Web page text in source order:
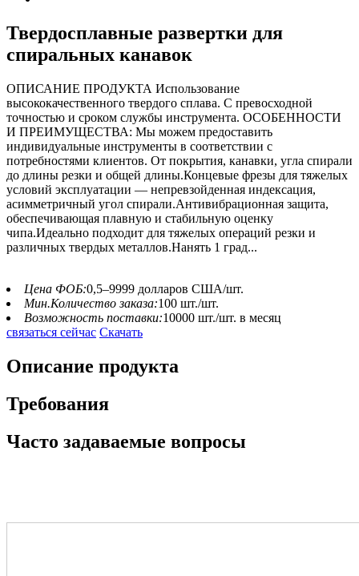
Твердосплавные развертки для
спиральных канавок
ОПИСАНИЕ ПРОДУКТА Использование
высококачественного твердого сплава. С превосходной
точностью и сроком службы инструмента. ОСОБЕННОСТИ
И ПРЕИМУЩЕСТВА: Мы можем предоставить
индивидуальные инструменты в соответствии с
потребностями клиентов. От покрытия, канавки, угла спирали
до длины резки и общей длины.Концевые фрезы для тяжелых
условий эксплуатации — непревзойденная индексация,
асимметричный угол спирали.Антивибрационная защита,
обеспечивающая плавную и стабильную оценку
чипа.Идеально подходит для тяжелых операций резки и
различных твердых металлов.Нанять 1 град...
Цена ФОБ:0,5–9999 долларов США/шт.
Мин.Количество заказа:100 шт./шт.
Возможность поставки:10000 шт./шт. в месяц
связаться сейчас Скачать
Описание продукта
Требования
Часто задаваемые вопросы